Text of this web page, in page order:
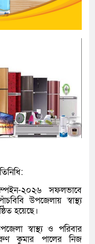
২০২৬ সফলভাবে
উপজেলায় স্বাস্থ্য
হয়েছে।
স্বাস্থ্য ও পরিবার
কুমার পালের নিজ